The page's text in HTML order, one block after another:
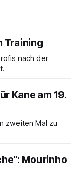
Training
nach der
Kane am 19.
zweiten Mal zu
Mourinho